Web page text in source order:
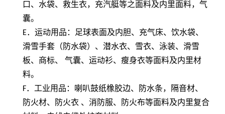
口、水袋、救生衣，充汽艇等之面料及内里面料，气
囊。
E．运动用品：足球表面及内胆、充气床、饮水袋、
滑雪手套（防水袋）、潜水衣、雪衣、泳装、滑雪
板、商标、 气囊、运动衫、瘦身衣等面料及内里材
料。
F．工业用品：喇叭鼓纸橡胶边、防水条，隔音材、
防火材、防火衣 、消防服、防火布等面料及内里复合